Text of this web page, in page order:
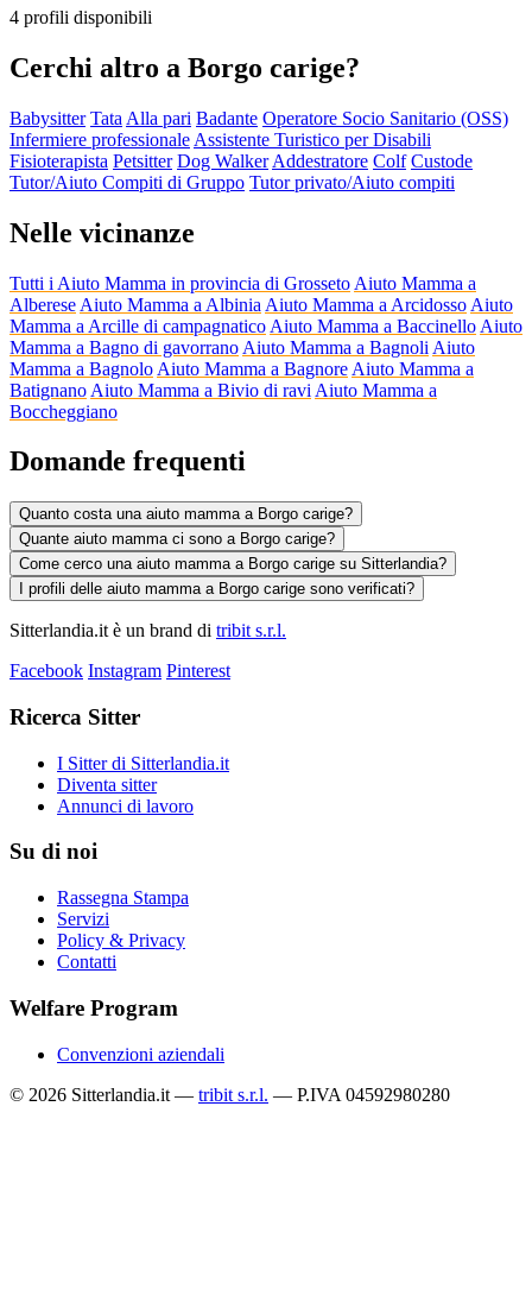
4 profili disponibili
Cerchi altro a Borgo carige?
Babysitter Tata Alla pari Badante Operatore Socio Sanitario (OSS)
Infermiere professionale Assistente Turistico per Disabili
Fisioterapista Petsitter Dog Walker Addestratore Colf Custode
Tutor/Aiuto Compiti di Gruppo Tutor privato/Aiuto compiti
Nelle vicinanze
Tutti i Aiuto Mamma in provincia di Grosseto Aiuto Mamma a
Alberese Aiuto Mamma a Albinia Aiuto Mamma a Arcidosso Aiuto
Mamma a Arcille di campagnatico Aiuto Mamma a Baccinello Aiuto
Mamma a Bagno di gavorrano Aiuto Mamma a Bagnoli Aiuto
Mamma a Bagnolo Aiuto Mamma a Bagnore Aiuto Mamma a
Batignano Aiuto Mamma a Bivio di ravi Aiuto Mamma a
Boccheggiano
Domande frequenti
Quanto costa una aiuto mamma a Borgo carige?
Quante aiuto mamma ci sono a Borgo carige?
Come cerco una aiuto mamma a Borgo carige su Sitterlandia?
I profili delle aiuto mamma a Borgo carige sono verificati?
Sitterlandia.it è un brand di tribit s.r.l.
Facebook Instagram Pinterest
Ricerca Sitter
I Sitter di Sitterlandia.it
Diventa sitter
Annunci di lavoro
Su di noi
Rassegna Stampa
Servizi
Policy & Privacy
Contatti
Welfare Program
Convenzioni aziendali
© 2026 Sitterlandia.it — tribit s.r.l. — P.IVA 04592980280